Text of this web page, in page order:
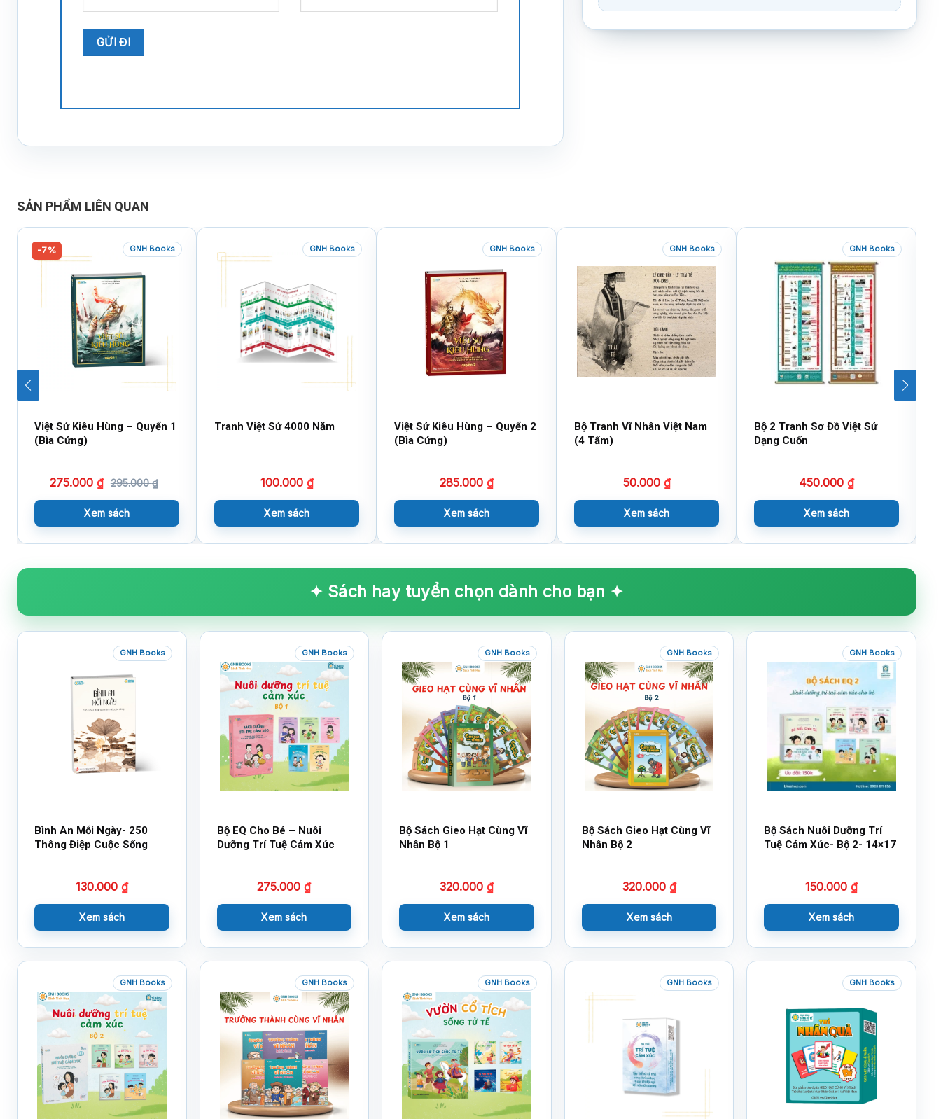
SẢN PHẨM LIÊN QUAN
-7% GNH Books
Việt Sử Kiêu Hùng – Quyển 1
(Bìa Cứng)
275.000 ₫ 295.000₫
Xem sách
GNH Books
Tranh Việt Sử 4000 Năm
100.000 ₫
Xem sách
GNH Books
Việt Sử Kiêu Hùng – Quyển 2
(Bìa Cứng)
285.000 ₫
Xem sách
GNH Books
Bộ Tranh Vĩ Nhân Việt Nam
(4 Tấm)
50.000 ₫
Xem sách
GNH Books
Bộ 2 Tranh Sơ Đồ Việt Sử
Dạng Cuốn
450.000 ₫
Xem sách
✦ Sách hay tuyển chọn dành cho bạn ✦
GNH Books
Bình An Mỗi Ngày- 250
Thông Điệp Cuộc Sống
130.000 ₫
Xem sách
GNH Books
Bộ EQ Cho Bé – Nuôi
Dưỡng Trí Tuệ Cảm Xúc
275.000₫
Xem sách
GNH Books
Bộ Sách Gieo Hạt Cùng Vĩ
Nhân Bộ 1
320.000 ₫
Xem sách
GNH Books
Bộ Sách Gieo Hạt Cùng Vĩ
Nhân Bộ 2
320.000 ₫
Xem sách
GNH Books
Bộ Sách Nuôi Dưỡng Trí
Tuệ Cảm Xúc- Bộ 2- 14×17
150.000₫
Xem sách
GNH Books GNH Books GNH Books GNH Books GNH Books